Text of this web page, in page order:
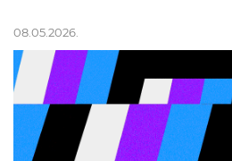
08.05.2026.